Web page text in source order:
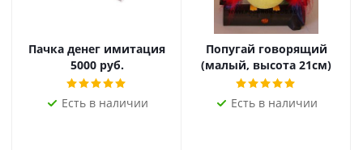
Пачка денег имитация
5000 руб.
Есть в наличии
Попугай говорящий
(малый, высота 21см)
Есть в наличии